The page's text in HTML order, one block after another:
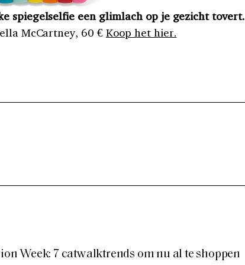
spiegelselfie een glimlach op je gezicht tovert.
McCartney, 60 € Koop het hier.
Week: 7 catwalktrends om nu al te shoppen